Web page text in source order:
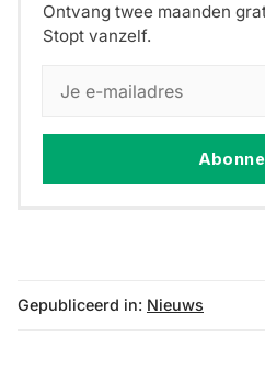
Ontvang twee maanden
Stopt vanzelf.
Gepubliceerd in: Nieuws